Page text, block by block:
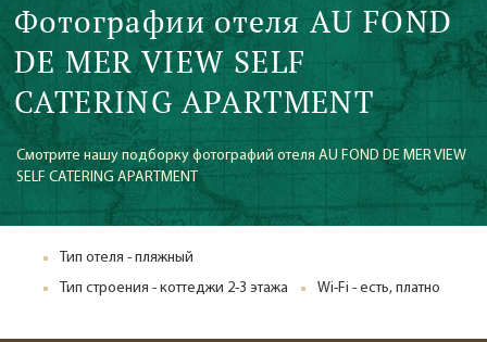
Фотографии отеля AU FOND
DE MER VIEW SELF
CATERING APARTMENT
Смотрите нашу подборку фотографий отеля AU FOND DE MER VIEW
SELF CATERING APARTMENT
Тип отеля - пляжный
Тип строения - коттеджи 2-3 этажа
Wi-Fi - есть, платно